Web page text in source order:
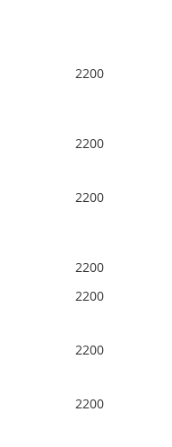
2200
2200
2200
2200
2200
2200
2200